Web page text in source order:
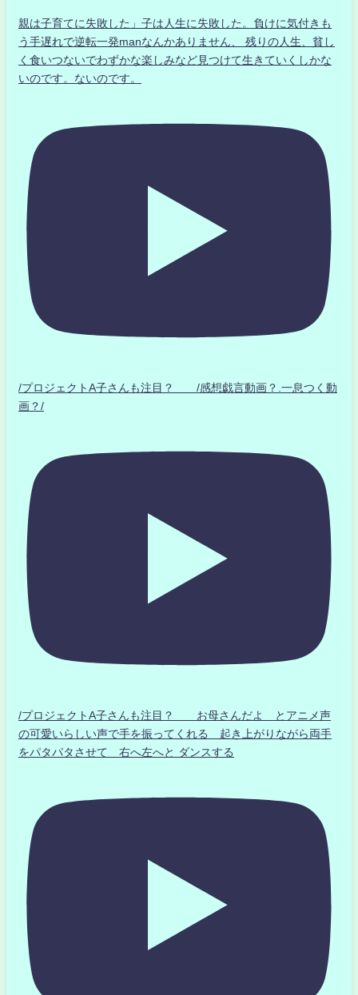
親は子育てに失敗した」子は人生に失敗した。負けに気付きも
う手遅れで逆転一発manなんかありません、 残りの人生、貧し
く食いつないでわずかな楽しみなど見つけて生きていくしかな
いのです。ないのです。
/プロジェクトA子さんも注目？ /感想戯言動画？.一息つく動
画？/
/プロジェクトA子さんも注目？ お母さんだよ とアニメ声
の可愛いらしい声で手を振ってくれる 起き上がりながら両手
をパタパタさせて 右へ左へと ダンスする